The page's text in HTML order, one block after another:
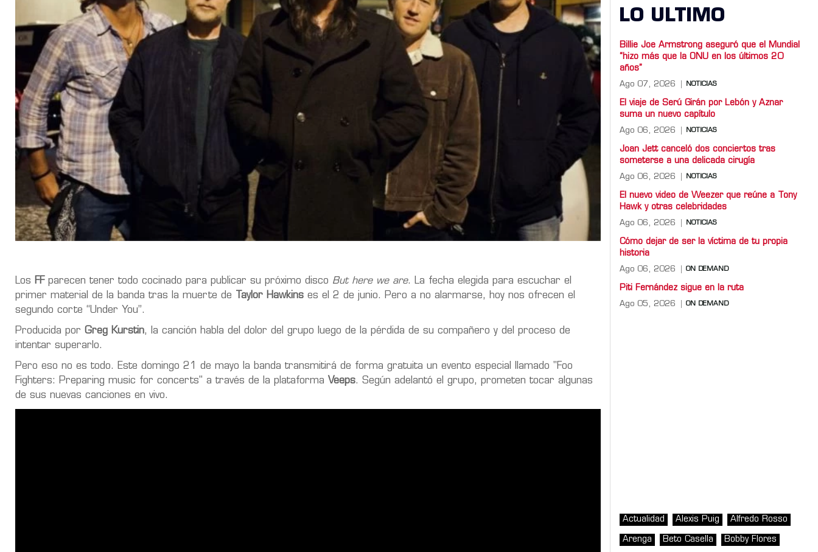
Los FFparecen tener todo cocinado para publicar su próximo disco But here we are. La fecha elegida para escuchar el
primer material de la banda tras la muerte de
Taylor Hawkins es el 2 de junio. Pero a no alarmarse, hoy nos ofrecen el
segundo corte “Under You”.
Producida por Greg Kurstin, la canción habla del dolor del grupo luego de la pérdida de su compañero y del proceso de
intentar superarlo.
Pero eso no es todo. Este domingo 21 de mayo la banda transmitirá de forma gratuita un evento especial llamado "Foo
Fighters: Preparing music for concerts" a través de la plataforma Veeps. Según adelantó el grupo, prometen tocar algunas
de sus nuevas canciones en vivo.
LO ULTIMO
Billie Joe Armstrong aseguró que el Mundial
“hizo más que la ONU en los últimos 20
años”
Ago 07, 2026 NOTICIAS
El viaje de Serú Girán por Lebón y Aznar
suma un nuevo capítulo
Ago 06, 2026 NOTICIAS
Joan Jett canceló dos conciertos tras
someterse a una delicada cirugía
Ago 06, 2026 NOTICIAS
El nuevo video de Weezer que reúne a Tony
Hawk y otras celebridades
Ago 06, 2026 NOTICIAS
Cómo dejar de ser la víctima de tu propia
historia
Ago 06, 2026 ON DEMAND
Piti Fernández sigue en la ruta
Ago 05, 2026 ON DEMAND
Actualidad Alexis Puig Alfredo Rosso
Arenga Beto Casella Bobby Flores